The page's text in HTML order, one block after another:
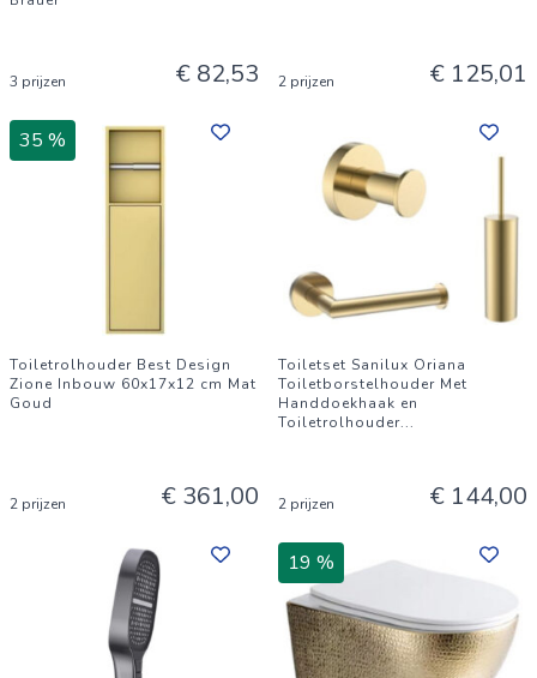
3 prijzen € 82,53 2 prijzen € 125,01
35 %
Toiletrolhouder Best Design
Zione Inbouw 60x17x12 cm Mat
Goud
2 prijzen € 361,00
Toiletset Sanilux Oriana
Toiletborstelhouder Met
Handdoekhaak en
Toiletrolhouder...
2 prijzen € 144,00
19 %